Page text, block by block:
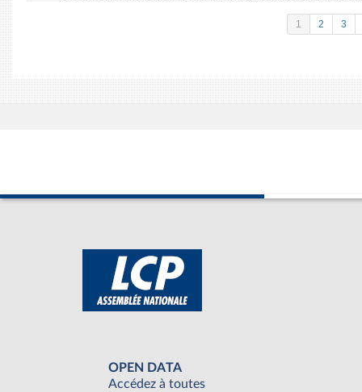
1 2 3
OPEN DATA
Accédez à toutes